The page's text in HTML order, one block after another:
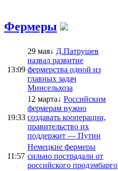
Фермеры
13:09
29 мая↓ Д.Патрушев
назвал развитие
фермерства одной из
главных задач
Минсельхоза
19:33
12 марта↓ Российским
фермерам нужно
создавать кооперации,
правительство их
поддержит — Путин
11:57
Немецкие фермеры
сильно пострадали от
российского продэмбарго